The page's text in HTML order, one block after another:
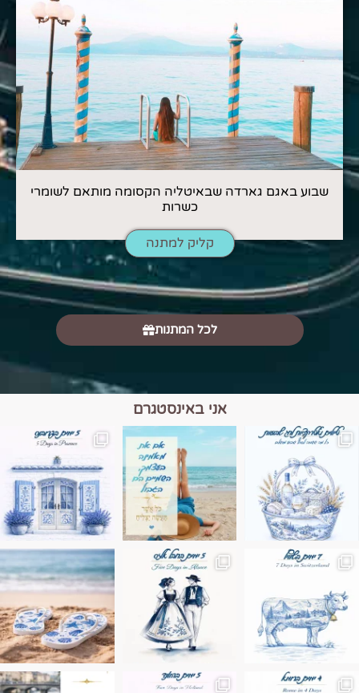
שבוע באגם גארדה שבאיטליה הקסומה מותאם לשומרי
כשרות
קליק למתנה
לכל המתנות
אני באינסטגרם
הם הגבול 💙🩵
בחבל אלזס צרפת
בחופשה שבו הכל נהיה פשוט יותר. החול, הי
Instagram post
Instagram post 17994326828955248